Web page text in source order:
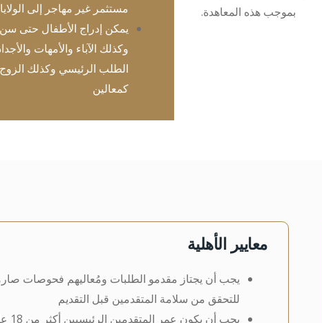
بموجب هذه المعاهدة.
مستثمر غير مهاجر إلى
وكذلك الآباء والأمهات
الطلب الرئيسي وكذلك
كمعالين
معايير الأهلية
يجب أن يجتاز مقدمو الطلبات ومُعاليهم فحوصات
للتحقق من سلامة المتقدمين قبل التقديم
يجب أن يكون عمر المتقدمين الرئيسيين أكثر من 18 عامًا